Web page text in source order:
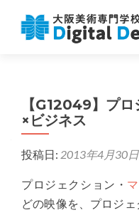
【G12049】プ
×ビジネス
投稿日: 2013年4月30日
プロジェクション・
どの映像を、プロジ